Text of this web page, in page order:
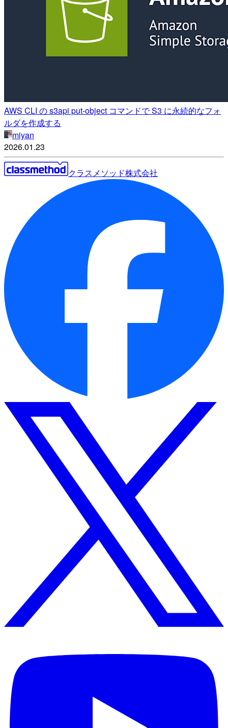
AWS CLI の s3api put-object コマンドで S3 に永続的なフォ
ルダを作成する
miyan
2026.01.23
クラスメソッド株式会社